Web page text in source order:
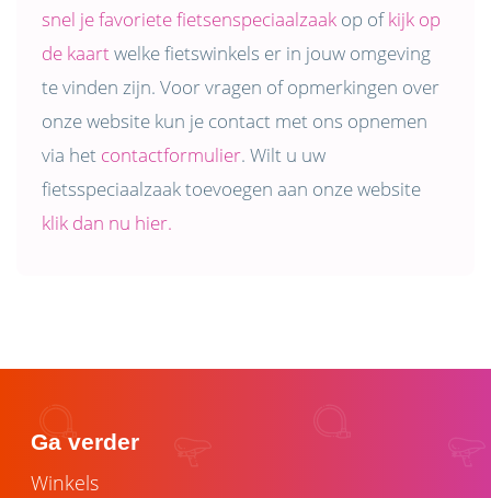
snel je favoriete fietsenspeciaalzaakop ofkijk op
de kaartwelke fietswinkels er in jouw omgeving
te vinden zijn. Voor vragen of opmerkingen over
onze website kun je contact met ons opnemen
via het contactformulier. Wilt u uw
fietsspeciaalzaak toevoegen aan onze website
klik dan nu hier.
Ga verder
Winkels